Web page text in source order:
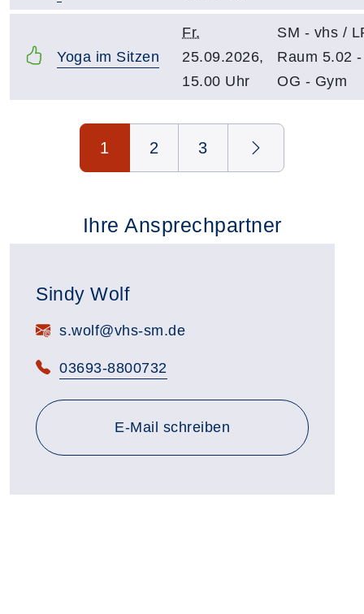
Yoga im Sitzen
Fr.
25.09.2026,
15.00 Uhr
SM - vhs /
Raum 5.02
OG - Gym
1 2 3
Ihre Ansprechpartner
Sindy Wolf
E-Mail:s.wolf@vhs-sm.de
Telefon:
03693-8800732
E-Mail schreiben